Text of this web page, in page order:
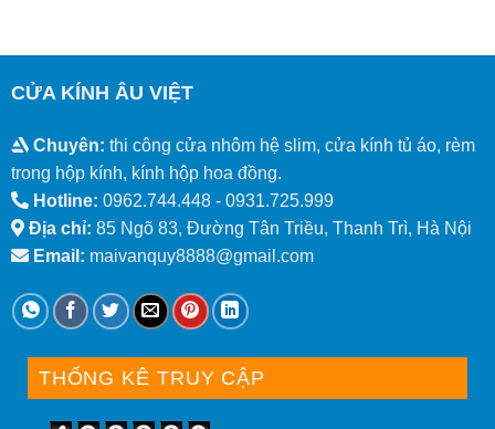
CỬA KÍNH ÂU VIỆT
Chuyên: thi công cửa nhôm hệ slim, cửa kính tủ áo, rèm
trong hộp kính, kính hộp hoa đồng.
Hotline: 0962.744.448 - 0931.725.999
Địa chỉ: 85 Ngõ 83, Đường Tân Triều, Thanh Trì, Hà Nội
Email: maivanquy8888@gmail.com
THỐNG KÊ TRUY CẬP